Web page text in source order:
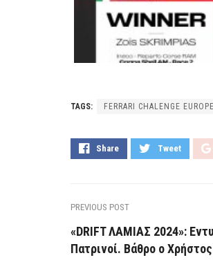
TAGS: FERRARI CHALENGE EUROPE
Share Tweet
PREVIOUS POST
«DRIFT ΛΑΜΙΑΣ 2024»:
Πατρινοί. Βάθρο ο